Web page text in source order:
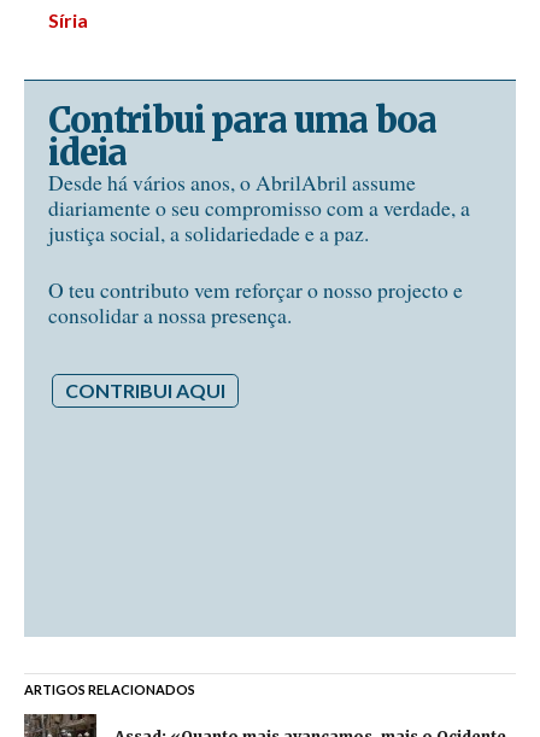
Síria
Contribui para uma boa
ideia
Desde há vários anos, o AbrilAbril assume
diariamente o seu compromisso com a verdade, a
justiça social, a solidariedade e a paz.
O teu contributo vem reforçar o nosso projecto e
consolidar a nossa presença.
CONTRIBUI AQUI
ARTIGOS RELACIONADOS